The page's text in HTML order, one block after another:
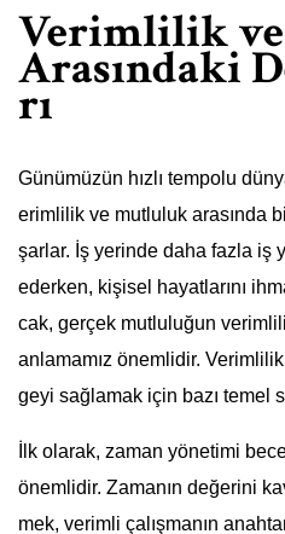
Verimlilik
Arasındaki
rı
Günümüzün hızlı tempolu
erimlilik ve mutluluk arasında
şarlar. İş yerinde daha fazla iş
ederken, kişisel hayatlarını
cak, gerçek mutluluğun
anlamamız önemlidir.
geyi sağlamak için bazı temel
İlk olarak, zaman yönetimi
önemlidir. Zamanın değerini
mek, verimli çalışmanın